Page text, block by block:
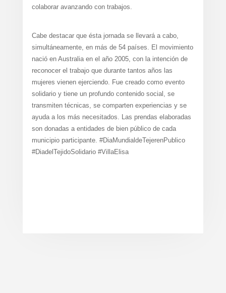
colaborar avanzando con trabajos.
Cabe destacar que ésta jornada se llevará a cabo,
simultáneamente, en más de 54 países. El movimiento
nació en Australia en el año 2005, con la intención de
reconocer el trabajo que durante tantos años las
mujeres vienen ejerciendo. Fue creado como evento
solidario y tiene un profundo contenido social, se
transmiten técnicas, se comparten experiencias y se
ayuda a los más necesitados. Las prendas elaboradas
son donadas a entidades de bien público de cada
municipio participante. #DiaMundialdeTejerenPublico
#DiadelTejidoSolidario #VillaElisa